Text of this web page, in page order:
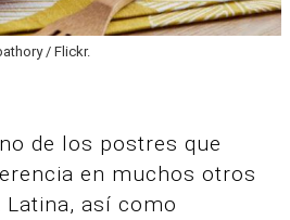
/ Flickr.
de los postres que
en muchos otros
así como